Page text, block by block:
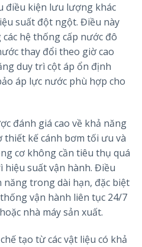
kiện lưu lượng khác
suất đột ngột. Điều này
hệ thống cấp nước đô
thay đổi theo giờ cao
duy trì cột áp ổn định
áp lực nước phù hợp cho
đánh giá cao về khả năng
kế cánh bơm tối ưu và
cơ không cần tiêu thụ quá
hiệu suất vận hành. Điều
năng trong dài hạn, đặc biệt
vận hành liên tục 24/7
nhà máy sản xuất.
tạo từ các vật liệu có khả